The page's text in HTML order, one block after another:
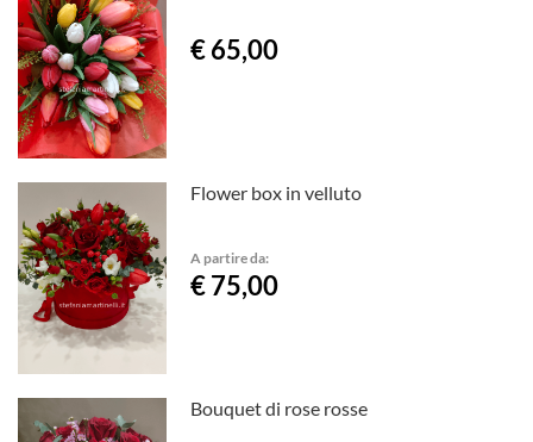
€ 65,00
Flower box in velluto
A partire da:
€ 75,00
Bouquet di rose rosse